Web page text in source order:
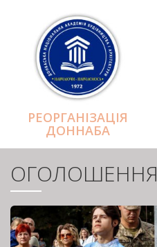
РЕОРГАНІЗАЦІЯ
ДОННАБА
ОГОЛОШЕННЯ